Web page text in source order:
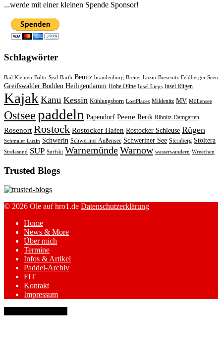
...werde mit einer kleinen Spende Sponsor!
Schlagwörter
Bad Kleinen Baltic Seal Barth Benitz brandenburg Breiter Luzin Bresenitz Feldberger Seen
Greifswalder Bodden Heiligendamm Hohe Düne Insel Lieps Insel Rügen
Kajak Kanu Kessin Kühlungsborn LostPlaces Mildenitz MV Möllensee
Ostseepaddeln Papendorf Peene Rerik Ribnitz-Damgarten
Rosenort Rostock Rostocker Hafen Rostocker Schleuse Rügen
Schmaler Luzin Schwerin Schweriner Außensee Schweriner See Sternberg Stoltera
Strelasund SUP Surfski WarnemündeWarnow wasserwandern Wreechen
Trusted Blogs
© 2026 Ole auf hro1.de Datenschutzerklärung
Home
News & More
Über mich
Termine
Infos & Artikel
Paddel-Archiv
FIT
Kontakt
Impressum